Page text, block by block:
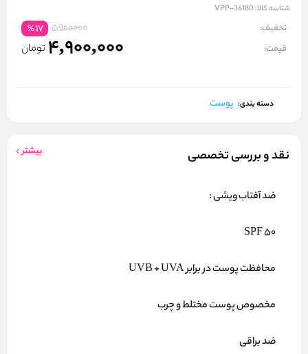
شناسه کالا: VPP-36180
تخفیف: 5900000
17
%
قیمت: 4,900,000 تومان
دسته بندی: پوست
نقد و بررسی تخصصی بیشتر
ضد آفتاب ویشی :
SPF 50
محافظت پوست در برابر UVB + UVA
مخصوص پوست مختلط و چرب
ضد براقی